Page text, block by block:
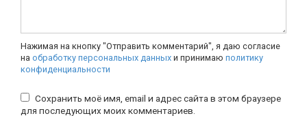
Нажимая на кнопку "Отправить комментарий", я даю согласие
на обработку персональных данных и принимаю политику
конфиденциальности
Сохранить моё имя, email и адрес сайта в этом браузере
для последующих моих комментариев.